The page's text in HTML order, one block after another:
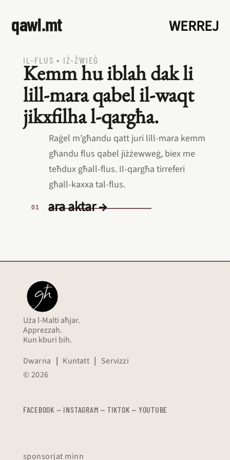
qawl.mt WERREJ
IL‑FLUS • IŻ‑ŻWIEĠ
Kemm hu iblah dak li
lill‑mara qabel il‑waqt
jikxfilha l‑qargħa.
Raġel m’għandu qatt juri lill‑mara kemm
għandu flus qabel jiżżewweġ, biex me
teħdux għall‑flus. Il‑qargħa tirreferi
għall‑kaxxa tal‑flus.
ara aktar →
Uża l-Malti aħjar.
Apprezzah.
Kun kburi bih.
Dwarna | Kuntatt | Servizzi
© 2026
FACEBOOK — INSTAGRAM — TIKTOK — YOUTUBE
sponsorjat minn